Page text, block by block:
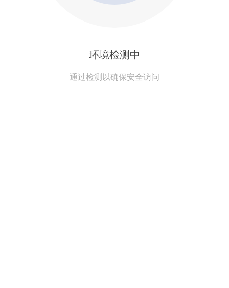
环境检测中
通过检测以确保安全访问